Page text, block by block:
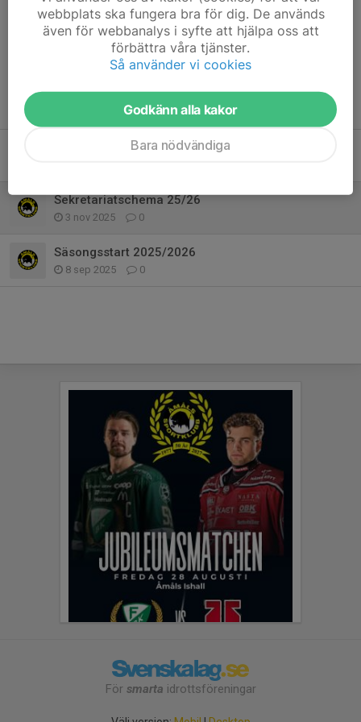
Dela nyhet
Tidigare nyheter
Sekretariatschema 25/26
3 nov 2025 0
Säsongsstart 2025/2026
8 sep 2025 0
För smarta idrottsföreningar
webbplats ska fungera bra för dig. De används
även för webbanalys i syfte att hjälpa oss att
förbättra våra tjänster.
Så använder vi cookies
Godkänn alla kakor
Bara nödvändiga